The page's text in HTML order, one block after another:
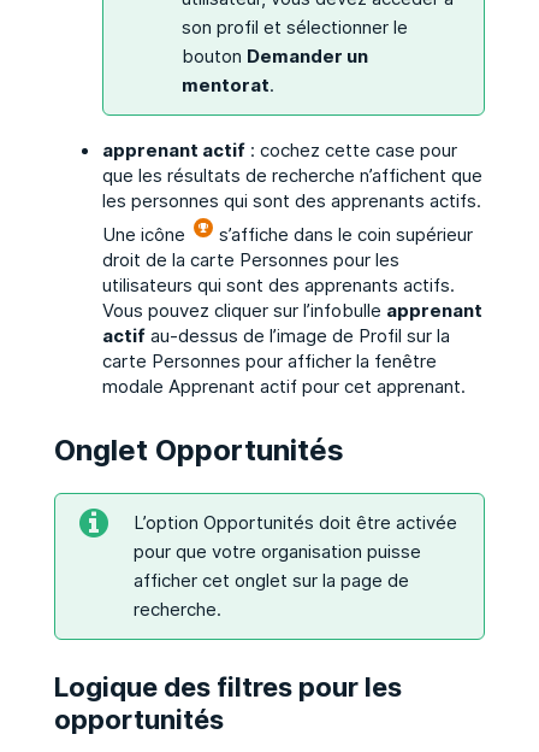
son profil et sélectionner le
bouton Demander un
mentorat.
apprenant actif: cochez cette case pour
que les résultats de recherche n’affichent que
les personnes qui sont des apprenants actifs.
Une icône
s’affiche dans le coin supérieur
droit de la carte Personnes pour les
utilisateurs qui sont des apprenants actifs.
Vous pouvez cliquer sur l’infobulle apprenant
actifau-dessus de l’image de Profil sur la
carte Personnes pour afficher la fenêtre
modale Apprenant actif pour cet apprenant.
Onglet Opportunités
L’option Opportunités doit être activée
pour que votre organisation puisse
afficher cet onglet sur la page de
recherche.
Logique des filtres pour les
opportunités